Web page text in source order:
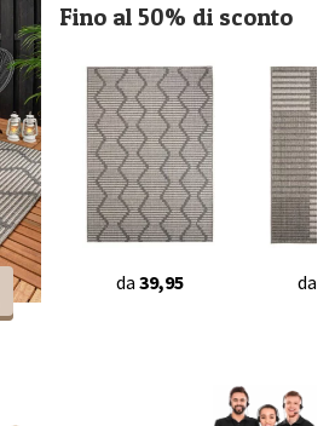
Fino al 50% di sconto
da 39,95 da